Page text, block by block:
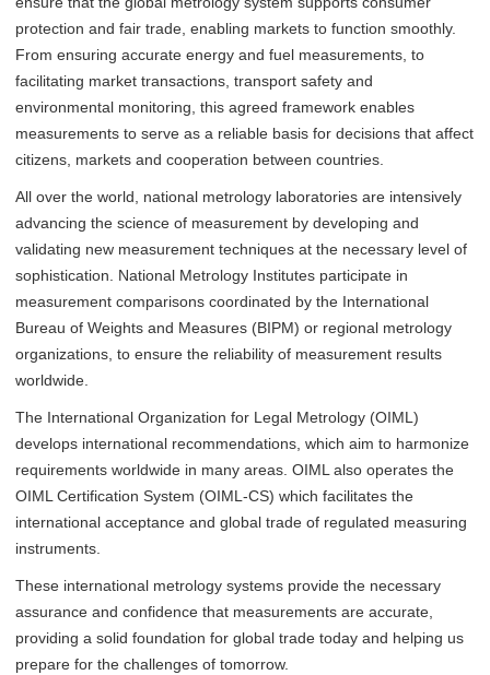
protection and fair trade, enabling markets to function smoothly.
From ensuring accurate energy and fuel measurements, to
facilitating market transactions, transport safety and
environmental monitoring, this agreed framework enables
measurements to serve as a reliable basis for decisions that affect
citizens, markets and cooperation between countries.
All over the world, national metrology laboratories are intensively
advancing the science of measurement by developing and
validating new measurement techniques at the necessary level of
sophistication. National Metrology Institutes participate in
measurement comparisons coordinated by the International
Bureau of Weights and Measures (BIPM) or regional metrology
organizations, to ensure the reliability of measurement results
worldwide.
The International Organization for Legal Metrology (OIML)
develops international recommendations, which aim to harmonize
requirements worldwide in many areas. OIML also operates the
OIML Certification System (OIML-CS) which facilitates the
international acceptance and global trade of regulated measuring
instruments.
These international metrology systems provide the necessary
assurance and confidence that measurements are accurate,
providing a solid foundation for global trade today and helping us
prepare for the challenges of tomorrow.